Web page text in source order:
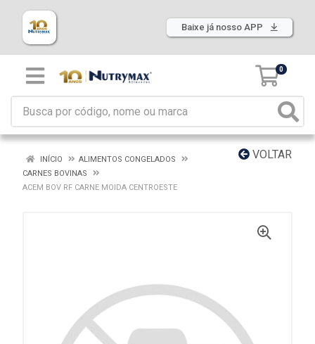
Baixe já nosso APP
0
VOLTAR
INÍCIO
ALIMENTOS CONGELADOS
CARNES BOVINAS
ACEM BOV RF CARNE MOIDA CENTROESTE